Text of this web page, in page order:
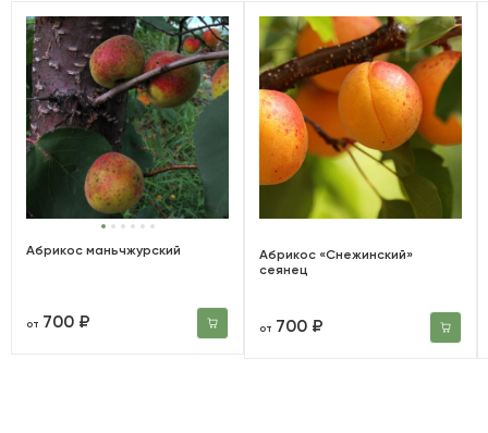
Абрикос маньчжурский
от 700 ₽
Абрикос «Снежинский»
сеянец
от 700 ₽